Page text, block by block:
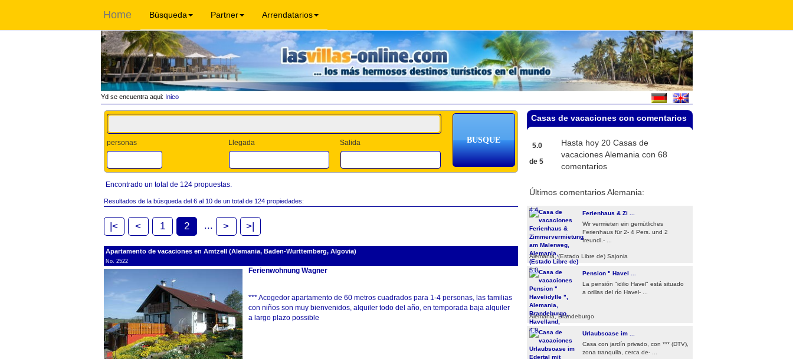
Home Búsqueda Partner Arrendatarios
Yd se encuentra aqui: Inico
personas Llegada Salida
Encontrado un total de 124 propuestas.
Resultados de la búsqueda del 6 al 10 de un total de 124 propiedades:
|< < 1 2 ... > >|
Apartamento de vacaciones en Amtzell (Alemania, Baden-Wurttemberg, Algovia)
No. 2522
Ferienwohnung Wagner
*** Acogedor apartamento de 60 metros cuadrados para 1-4 personas, las familias
con niños son muy bienvenidos, alquiler todo del año, en temporada baja alquiler
a largo plazo possible
Casas de vacaciones con comentarios
5.0
de 5
Hasta hoy 20 Casas de
vacaciones Alemania con 68
comentarios
Últimos comentarios Alemania:
Ferienhaus & Zi ...
Wir vermieten ein gemütliches
Ferienhaus für 2- 4 Pers. und 2
freundl.- ...
Alemania, (Estado Libre de) Sajonia
4.4
Pension " Havel ...
La pensión "idilio Havel" está situado
a orillas del río Havel- ...
Alemania, Brandeburgo
5.0
Urlaubsoase im ...
Casa con jardín privado, con *** (DTV),
zona tranquila, cerca de- ...
4.9